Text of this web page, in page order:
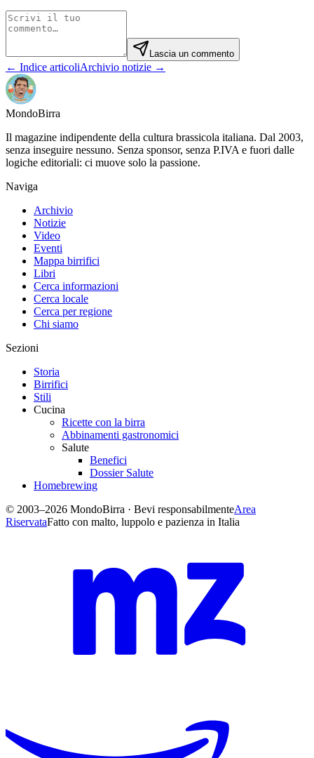
Lascia un commento
← Indice articoliArchivio notizie →
MondoBirra
Il magazine indipendente della cultura brassicola italiana. Dal 2003,
senza inseguire nessuno. Senza sponsor, senza P.IVA e fuori dalle
logiche editoriali: ci muove solo la passione.
Naviga
Archivio
Notizie
Video
Eventi
Mappa birrifici
Libri
Cerca informazioni
Cerca locale
Cerca per regione
Chi siamo
Sezioni
Storia
Birrifici
Stili
Cucina
Ricette con la birra
Abbinamenti gastronomici
Salute
Benefici
Dossier Salute
Homebrewing
© 2003–2026 MondoBirra · Bevi responsabilmenteArea
RiservataFatto con malto, luppolo e pazienza in Italia